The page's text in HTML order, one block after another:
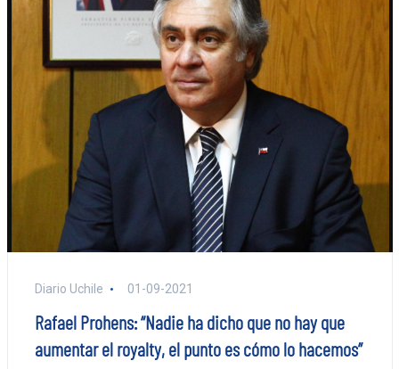
Diario Uchile 01-09-2021
Rafael Prohens: “Nadie ha dicho que no hay que
aumentar el royalty, el punto es cómo lo hacemos”